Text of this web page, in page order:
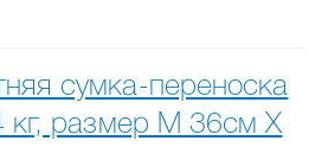
сумка-переноска
кг, размер М 36см Х